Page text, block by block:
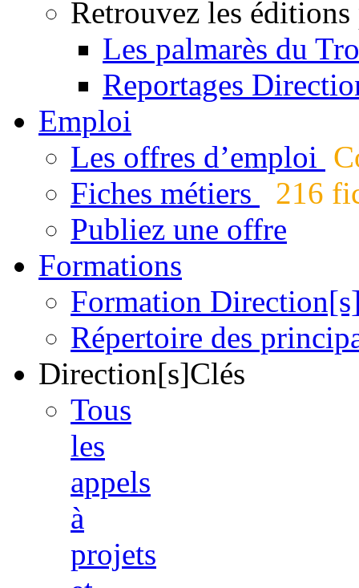
Retrouvez les éditions
Les palmarès du
Reportages
Emploi
Les offres d’emploi
Fiches métiers
216
Publiez une offre
Formations
Formation
Répertoire des
Direction[s]Clés
Tous
les
appels
à
projets